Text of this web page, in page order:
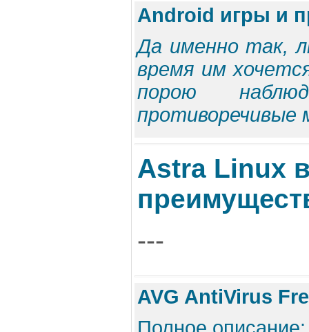
Android игры и
Да именно так,
время им
порою
Astra Linux
---
AVG AntiVirus